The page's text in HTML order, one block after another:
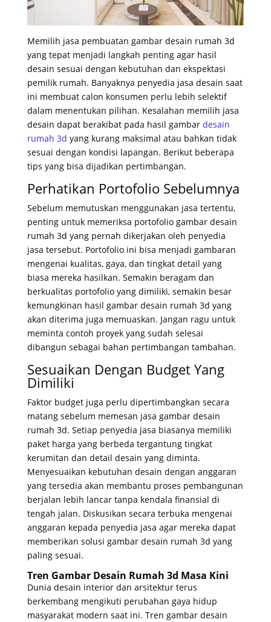
Memilih jasa pembuatan gambar desain rumah 3d
yang tepat menjadi langkah penting agar hasil
desain sesuai dengan kebutuhan dan ekspektasi
pemilik rumah. Banyaknya penyedia jasa desain saat
ini membuat calon konsumen perlu lebih selektif
dalam menentukan pilihan. Kesalahan memilih jasa
desain dapat berakibat pada hasil gambar desain
rumah 3d yang kurang maksimal atau bahkan tidak
sesuai dengan kondisi lapangan. Berikut beberapa
tips yang bisa dijadikan pertimbangan.
Perhatikan Portofolio Sebelumnya
Sebelum memutuskan menggunakan jasa tertentu,
penting untuk memeriksa portofolio gambar desain
rumah 3d yang pernah dikerjakan oleh penyedia
jasa tersebut. Portofolio ini bisa menjadi gambaran
mengenai kualitas, gaya, dan tingkat detail yang
biasa mereka hasilkan. Semakin beragam dan
berkualitas portofolio yang dimiliki, semakin besar
kemungkinan hasil gambar desain rumah 3d yang
akan diterima juga memuaskan. Jangan ragu untuk
meminta contoh proyek yang sudah selesai
dibangun sebagai bahan pertimbangan tambahan.
Sesuaikan Dengan Budget Yang
Dimiliki
Faktor budget juga perlu dipertimbangkan secara
matang sebelum memesan jasa gambar desain
rumah 3d. Setiap penyedia jasa biasanya memiliki
paket harga yang berbeda tergantung tingkat
kerumitan dan detail desain yang diminta.
Menyesuaikan kebutuhan desain dengan anggaran
yang tersedia akan membantu proses pembangunan
berjalan lebih lancar tanpa kendala finansial di
tengah jalan. Diskusikan secara terbuka mengenai
anggaran kepada penyedia jasa agar mereka dapat
memberikan solusi gambar desain rumah 3d yang
paling sesuai.
Tren Gambar Desain Rumah 3d Masa Kini
Dunia desain interior dan arsitektur terus
berkembang mengikuti perubahan gaya hidup
masyarakat modern saat ini. Tren gambar desain